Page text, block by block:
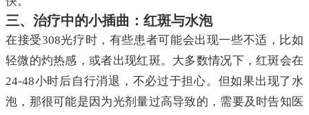
三、治疗中的小插曲：红斑与水泡
在接受308光疗时，有些患者可能会出现一些不适，比如
轻微的灼热感，或者出现红斑。大多数情况下，红斑会在
24-48小时后自行消退，不必过于担心。但如果出现了水
泡，那很可能是因为光剂量过高导致的，需要及时告知医